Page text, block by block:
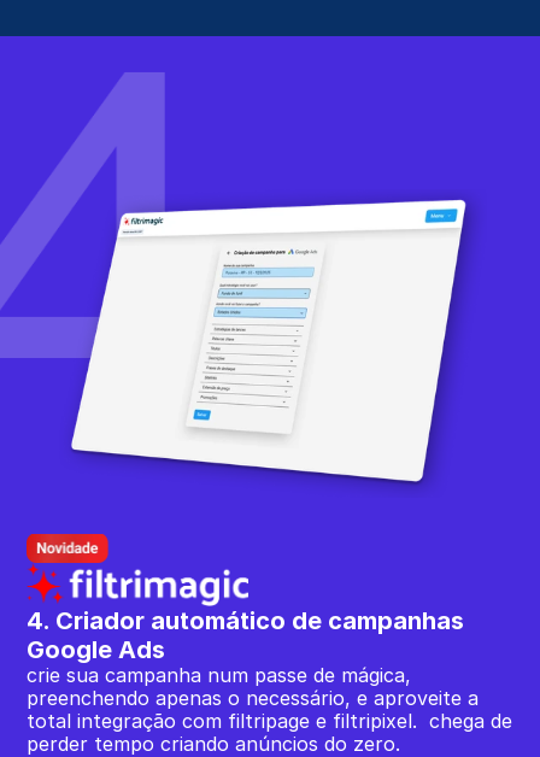
4. Criador automático de campanhas
Google Ads
crie sua campanha num passe de mágica,
preenchendo apenas o necessário, e aproveite a
total integração com filtripage e filtripixel.  chega de
perder tempo criando anúncios do zero.